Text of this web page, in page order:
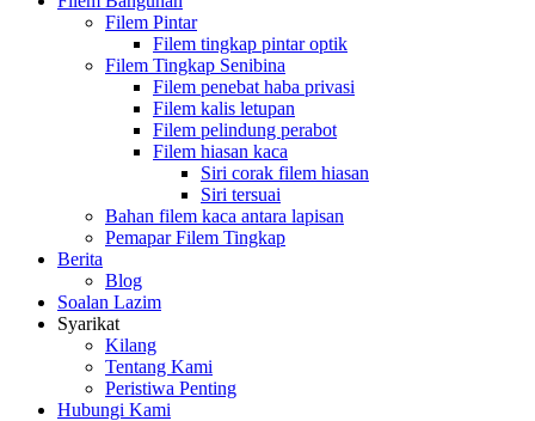
Filem Pintar
Filem tingkap pintar optik
Filem Tingkap Senibina
Filem penebat haba privasi
Filem kalis letupan
Filem pelindung perabot
Filem hiasan kaca
Siri corak filem hiasan
Siri tersuai
Bahan filem kaca antara lapisan
Pemapar Filem Tingkap
Berita
Blog
Soalan Lazim
Syarikat
Kilang
Tentang Kami
Peristiwa Penting
Hubungi Kami